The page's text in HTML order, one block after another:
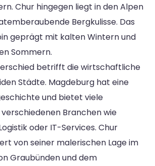
Chur hingegen liegt in den Alpen
Bergkulisse. Das
geprägt mit kalten Wintern und
Sommern.
betrifft die wirtschaftliche
Städte. Magdeburg hat eine
und bietet viele
Branchen wie
oder IT-Services. Chur
von seiner malerischen Lage im
Graubünden und dem